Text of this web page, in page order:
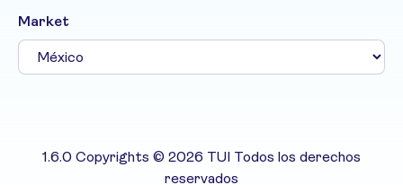
Market
1.6.0 Copyrights © 2026 TUI Todos los derechos
reservados